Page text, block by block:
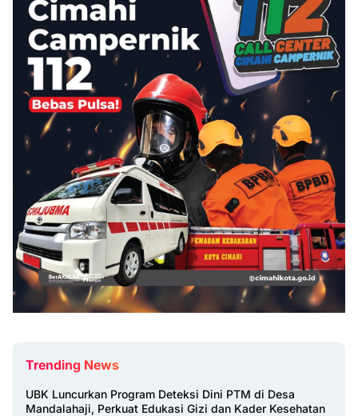
Trending News
UBK Luncurkan Program Deteksi Dini PTM di Desa
Mandalahaji, Perkuat Edukasi Gizi dan Kader Kesehatan